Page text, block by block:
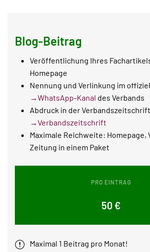
Blog-Beitrag
Veröffentlichung Ihres
Homepage
Nennung und Verlinkung im
→WhatsApp-Kanal des Verbands
Abdruck in der Verbandszeitschrift
→Verbandszeitschrift
Maximale Reichweite: Homepage,
Zeitung in einem Paket
PRO EINTRAG
50 €
Maximal 1 Beitrag pro Monat!